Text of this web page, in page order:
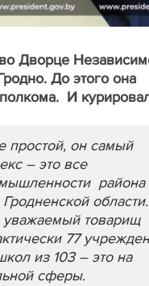
Дворце
До этого она
И
простой, он самый
– это все
района
уважаемый товарищ
77
из 103 – это на
сферы.